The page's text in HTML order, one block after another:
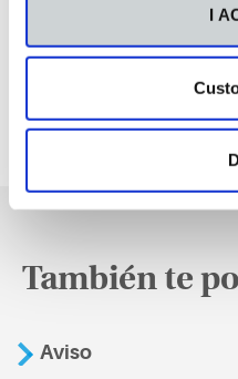
I
También te
Aviso